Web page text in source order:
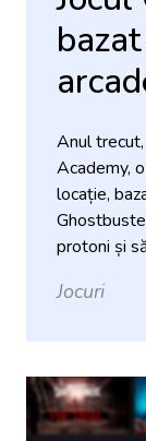
Anul
Academy,
locație,
protoni și
Jocuri